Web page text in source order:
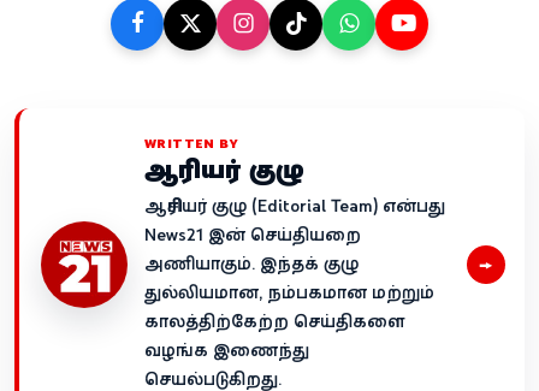
WRITTEN BY
ஆசிரியர் குழு
ஆசிரியர் குழு (Editorial Team) என்பது
News21 இன் செய்தியறை
அணியாகும். இந்தக் குழு
துல்லியமான, நம்பகமான மற்றும்
காலத்திற்கேற்ற செய்திகளை
வழங்க இணைந்து
செயல்படுகிறது.
→